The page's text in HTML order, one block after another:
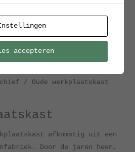
/ Oude werkplaatskast
afkomstig uit een
Door de jaren heen,
accepteren